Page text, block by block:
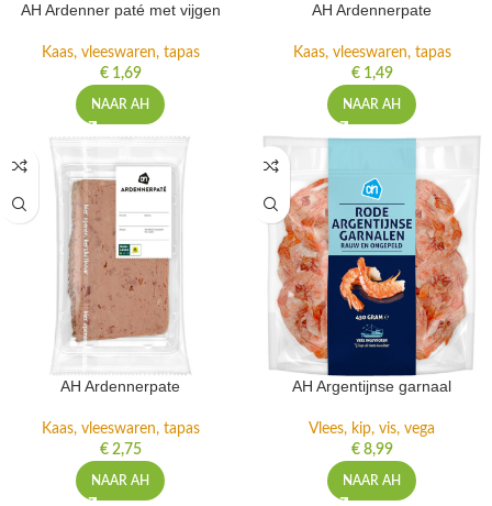
AH Ardenner paté met vijgen
Kaas, vleeswaren, tapas
€1,69
NAAR AH
AH Ardennerpate
Kaas, vleeswaren, tapas
€1,49
NAAR AH
AH Ardennerpate
Kaas, vleeswaren, tapas
€2,75
NAAR AH
AH Argentijnse garnaal
Vlees, kip, vis, vega
€8,99
NAAR AH